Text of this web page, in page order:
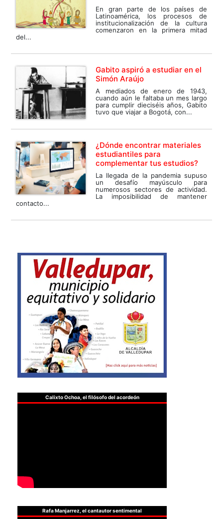
En gran parte de los países de
Latinoamérica, los procesos de
institucionalización de la cultura
comenzaron en la primera mitad
del...
Gabito aspiró a estudiar en el
Simón Araújo
A mediados de enero de 1943,
cuando aún le faltaba un mes largo
para cumplir dieciséis años, Gabito
tuvo que viajar a Bogotá, con...
¿Dónde encontrar materiales
estudiantiles para
complementar tus estudios?
La llegada de la pandemia supuso
un desafío mayúsculo para
numerosos sectores de actividad.
La imposibilidad de mantener
contacto...
Calixto Ochoa, el filósofo del acordeón
Rafa Manjarrez, el cantautor sentimental